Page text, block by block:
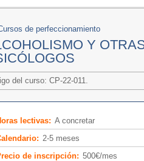
de perfeccionamiento
Y
del curso: CP-22-011.
lectivas: A concretar
2-5 meses
de inscripción: 500€/mes